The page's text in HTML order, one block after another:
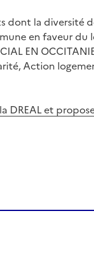
dont la diversité
en faveur du
EN
Action
DREAL et
de la page dans le